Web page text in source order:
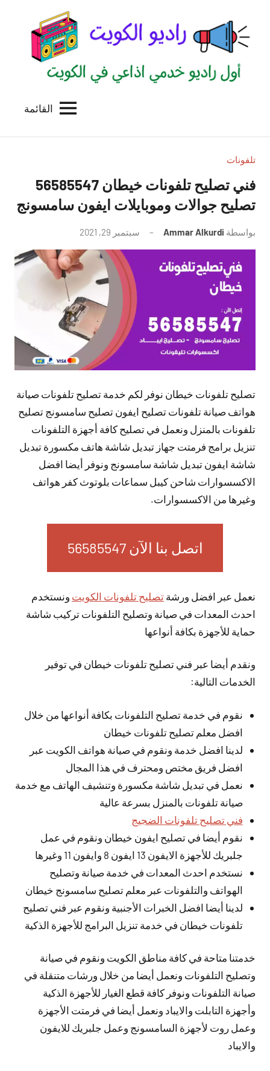
المحتوى
الكويت
للاعلانات
بالكويت
القائمة
تلفونات
فني تصليح تلفونات خيطان 56585547
تصليح جوالات وموبايلات ايفون سامسونج
بواسطة Ammar Alkurdi سبتمبر 29, 2021
توجد
تعليقات
تصليح تلفونات خيطان نوفر لكم خدمة تصليح تلفونات صيانة
هواتف صيانة تلفونات تصليح ايفون تصليح سامسونج تصليح
تلفونات بالمنزل ونعمل في تصليح كافة أجهزة التلفونات
تنزيل برامج فرمتت جهاز تبديل شاشة هاتف مكسورة تبديل
شاشة ايفون تبديل شاشة سامسونج ونوفر أيضا افضل
الاكسسوارات شاحن كيبل سماعات بلوتوث كفر هواتف
وغيرها من الاكسسوارات.
اتصل بنا الآن 56585547
نعمل عبر افضل ورشة تصليح تلفونات الكويت ونستخدم
احدث المعدات في صيانة وتصليح التلفونات تركيب شاشة
حماية للأجهزة بكافة أنواعها
ونقدم أيضا عبر فني تصليح تلفونات خيطان في توفير
الخدمات التالية:
نقوم في خدمة تصليح التلفونات بكافة أنواعها من خلال
افضل معلم تصليح تلفونات خيطان
لدينا افضل خدمة ونقوم في صيانة هواتف الكويت عبر
افضل فريق مختص ومحترف في هذا المجال
نعمل في تبديل شاشة مكسورة وتنشيف الهاتف مع خدمة
صيانة تلفونات بالمنزل بسرعة عالية
فني تصليح تلفونات الضجيج
نقوم أيضا في تصليح ايفون خيطان ونقوم في عمل
جلبريك للأجهزة الايفون 13 ايفون 8 وايفون 11 وغيرها
نستخدم احدث المعدات في خدمة صيانة وتصليح
الهواتف والتلفونات عبر معلم تصليح سامسونج خيطان
لدينا أيضا افضل الخبرات الأجنبية ونقوم عبر فني تصليح
تلفونات خيطان في خدمة تنزيل البرامج للأجهزة الذكية
خدمتنا متاحة في كافة مناطق الكويت ونقوم في صيانة
وتصليح التلفونات ونعمل أيضا من خلال ورشات متنقلة في
صيانة التلفونات ونوفر كافة قطع الغيار للأجهزة الذكية
وأجهزة التابلت والايباد ونعمل أيضا في فرمتت الأجهزة
وعمل روت لأجهزة السامسونج وعمل جلبريك للايفون
والايباد